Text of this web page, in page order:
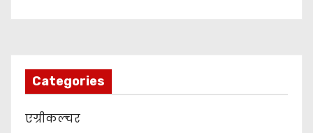
Categories
एग्रीकल्चर